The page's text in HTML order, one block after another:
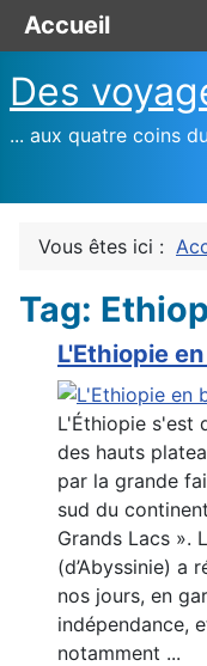
Des
... aux quatre coins
Vous êtes ici :
Tag:
L'Ethiopie
L'Éthiopie s'est
des hauts
par la grande
sud du
Grands Lacs ».
(d’Abyssinie) a
nos jours, en
indépendance,
notamment ...
Accueil